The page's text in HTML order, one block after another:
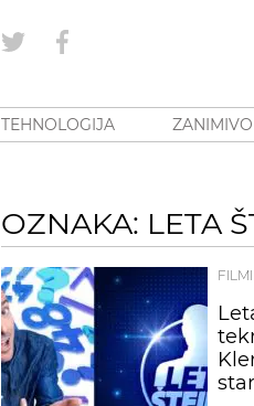
TEHNOLOGIJA ZANIMIVO
OZNAKA: LETA